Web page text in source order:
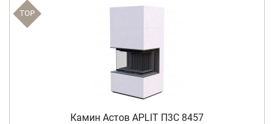
TOP
Камин Астов APLIT П3С 8457